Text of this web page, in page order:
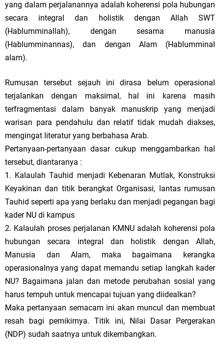
yang dalam perjalanannya adalah koherensi pola hubungan
secara integral dan holistik dengan Allah SWT
(Hablumminallah), dengan sesama manusia
(Hablumminannas), dan dengan Alam (Hablumminal
alam).
Rumusan tersebut sejauh ini dirasa belum operasional
terjalankan dengan maksimal, hal ini karena masih
terfragmentasi dalam banyak manuskrip yang menjadi
warisan para pendahulu dan relatif tidak mudah diakses,
mengingat literatur yang berbahasa Arab.
Pertanyaan-pertanyaan dasar cukup menggambarkan hal
tersebut, diantaranya :
1. Kalaulah Tauhid menjadi Kebenaran Mutlak, Konstruksi
Keyakinan dan titik berangkat Organisasi, lantas rumusan
Tauhid seperti apa yang berlaku dan menjadi pegangan bagi
kader NU di kampus
2. Kalaulah proses perjalanan KMNU adalah koherensi pola
hubungan secara integral dan holistik dengan Allah,
Manusia dan Alam, maka bagaimana kerangka
operasionalnya yang dapat memandu setiap langkah kader
NU? Bagaimana jalan dan metode perubahan sosial yang
harus tempuh untuk mencapai tujuan yang diidealkan?
Maka pertanyaan semacam ini akan muncul dan membuat
resah bagi pemikirnya. Titik ini, Nilai Dasar Pergerakan
(NDP) sudah saatnya untuk dikembangkan.